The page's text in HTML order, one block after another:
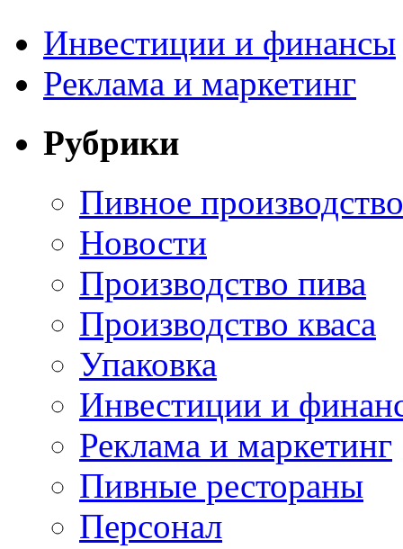
Инвестиции и финансы
Реклама и маркетинг
Рубрики
Пивное производство
Новости
Производство пива
Производство кваса
Упаковка
Инвестиции и
Реклама и маркетинг
Пивные рестораны
Персонал